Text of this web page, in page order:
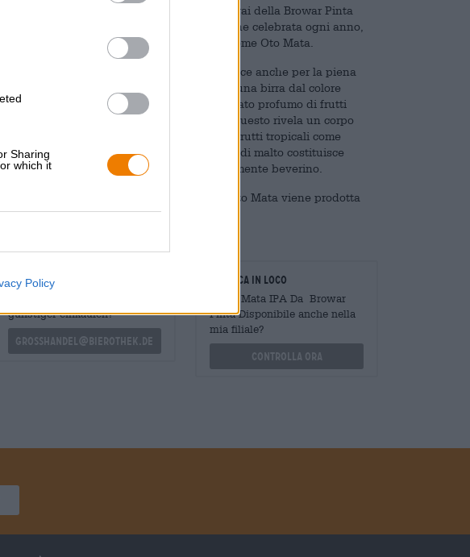
Sharing
which it
Policy
ma ciò che affascina così tanto dei birrai della Browar Pinta
ciliegi e la grande devozione con cui viene celebrata ogni anno,
volitivo e selvaggio, proprio come Oto Mata.
viene prodotta con fiocchi di riso e colpisce anche per la piena
altamente aromatiche. Il risultato è una birra dal colore
e una maestosa schiuma bianca. Il delicato profumo di frutti
agrumi ti tenta a prendere il primo sorso. Questo rivela un corpo
fruttate meravigliosamente rinfrescanti. Frutti tropicali come
solleticano il palato e un sottile sottotono di malto costituisce
fresca leggerezza, Oto Mata è estremamente beverino.
significa qualcosa come “di nuovo”. Oto Mata viene prodotta
ogni anno.
commercianti o ristoratori
günstiger einkaufen?
grosshandel@bierothek.de
Verifica in loco
È Oto Mata IPA Da Browar
Pinta Disponibile anche nella
mia filiale?
Controlla ora